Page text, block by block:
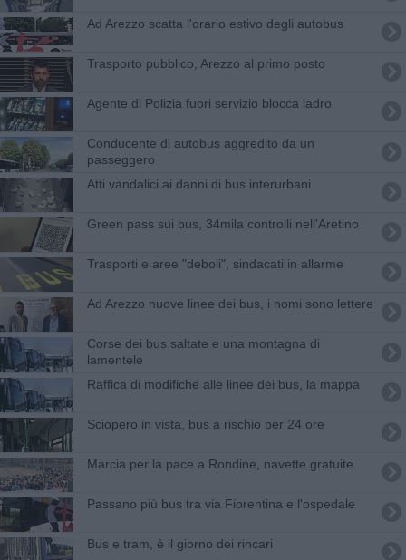
Ad Arezzo scatta l'orario estivo degli autobus
Trasporto pubblico, Arezzo al primo posto
Agente di Polizia fuori servizio blocca ladro
Conducente di autobus aggredito da un
passeggero
​Atti vandalici ai danni di bus interurbani
Green pass sui bus, 34mila controlli nell'Aretino
Trasporti e aree "deboli", sindacati in allarme
Ad Arezzo nuove linee dei bus, i nomi sono lettere
Corse dei bus saltate e una montagna di
lamentele
Raffica di modifiche alle linee dei bus, la mappa
Sciopero in vista, bus a rischio per 24 ore
Marcia per la pace a Rondine, navette gratuite
Passano più bus tra via Fiorentina e l'ospedale
Bus e tram, è il giorno dei rincari